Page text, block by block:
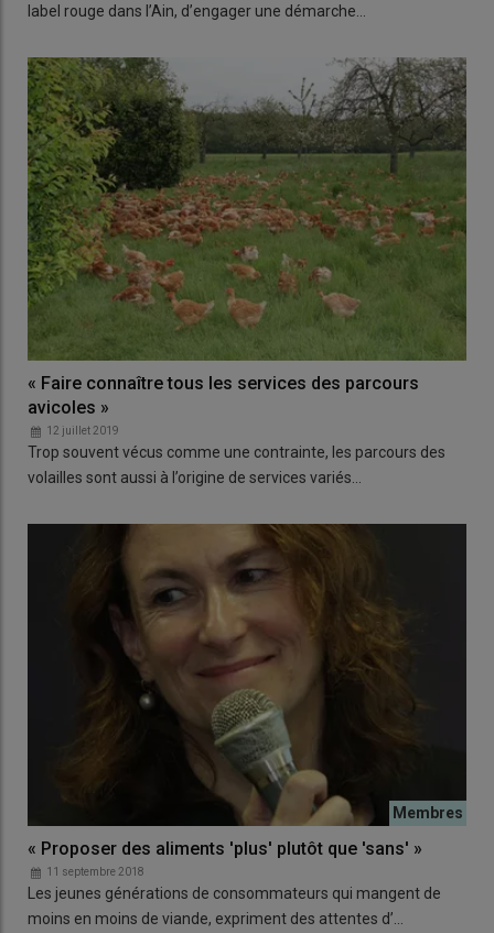
label rouge dans l’Ain, d’engager une démarche…
« Faire connaître tous les services des parcours
avicoles »
12 juillet 2019
Trop souvent vécus comme une contrainte, les parcours des
volailles sont aussi à l’origine de services variés…
« Proposer des aliments 'plus' plutôt que 'sans' »
11 septembre 2018
Les jeunes générations de consommateurs qui mangent de
moins en moins de viande, expriment des attentes d’…